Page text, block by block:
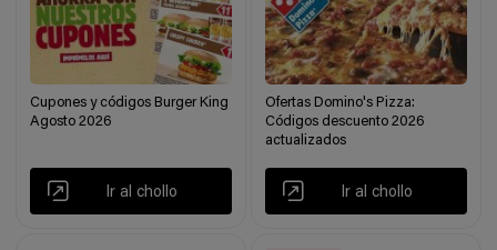
Cupones y códigos Burger King
Agosto 2026
Ir al chollo
Ofertas Domino's Pizza:
Códigos descuento 2026
actualizados
Ir al chollo